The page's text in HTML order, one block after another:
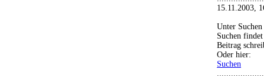
15.11.2003,
Unter
Suchen
Beitrag
Oder hier:
Suchen